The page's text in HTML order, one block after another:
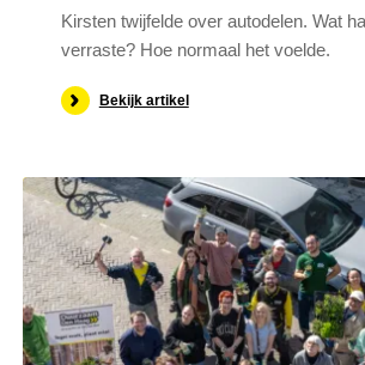
Kirsten twijfelde over autodelen. Wat
verraste? Hoe normaal het voelde.
Bekijk artikel